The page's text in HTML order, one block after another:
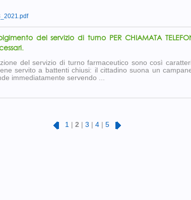
del servizio di turno PER CHIAMATA
del servizio di turno farmaceutico sono così
servito a battenti chiusi: il cittadino suona un
immediatamente servendo ...
1
2 3 4 5